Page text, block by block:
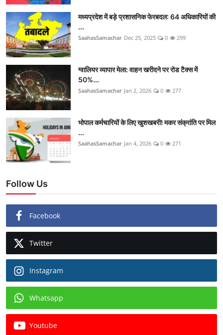
मध्यप्रदेश में बड़े प्रशासनिक फेरबदल: 64 अधिकारियों की
...
SaahasSamachar Dec 25, 2025 0 299
ग्वालियर व्यापार मेला: वाहन खरीदने पर रोड टैक्स में
50%...
SaahasSamachar Jan 2, 2026 0 277
भोपाल कर्मचारियों के लिए खुशखबरी! मकर संक्रांति पर मिल
...
SaahasSamachar Jan 4, 2026 0 271
Follow Us
Facebook
Twitter
Instagram
Whatsapp
Youtube